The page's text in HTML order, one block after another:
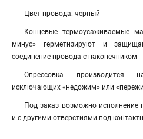
Цвет провода: черный
Концевые термоусаживаемые
минус» герметизируют и
соединение провода с наконечником
Опрессовка производится
исключающих «недожим» или
Под заказ возможно исполнение
и с другими отверстиями под